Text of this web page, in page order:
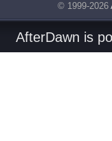
© 1999-2026
AfterDawn is